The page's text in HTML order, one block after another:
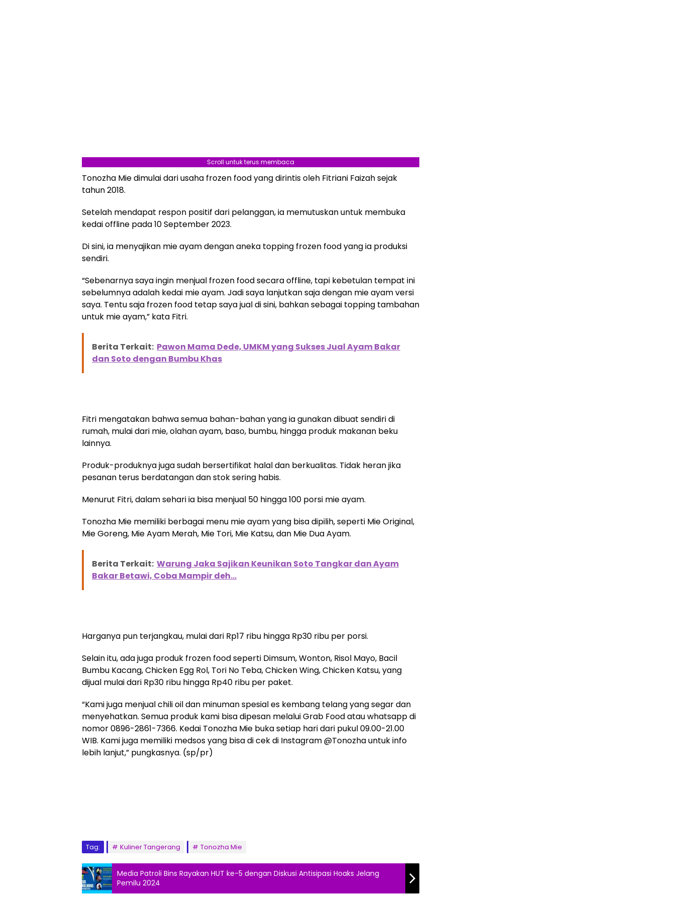
Scroll untuk terus membaca
Tonozha Mie dimulai dari usaha frozen food yang dirintis oleh Fitriani Faizah sejak
tahun 2018.
Setelah mendapat respon positif dari pelanggan, ia memutuskan untuk membuka
kedai offline pada 10 September 2023.
Di sini, ia menyajikan mie ayam dengan aneka topping frozen food yang ia produksi
sendiri.
“Sebenarnya saya ingin menjual frozen food secara offline, tapi kebetulan tempat ini
sebelumnya adalah kedai mie ayam. Jadi saya lanjutkan saja dengan mie ayam versi
saya. Tentu saja frozen food tetap saya jual di sini, bahkan sebagai topping tambahan
untuk mie ayam,” kata Fitri.
Berita Terkait: Pawon Mama Dede, UMKM yang Sukses Jual Ayam Bakar
dan Soto dengan Bumbu Khas
Fitri mengatakan bahwa semua bahan-bahan yang ia gunakan dibuat sendiri di
rumah, mulai dari mie, olahan ayam, baso, bumbu, hingga produk makanan beku
lainnya.
Produk-produknya juga sudah bersertifikat halal dan berkualitas. Tidak heran jika
pesanan terus berdatangan dan stok sering habis.
Menurut Fitri, dalam sehari ia bisa menjual 50 hingga 100 porsi mie ayam.
Tonozha Mie memiliki berbagai menu mie ayam yang bisa dipilih, seperti Mie Original,
Mie Goreng, Mie Ayam Merah, Mie Tori, Mie Katsu, dan Mie Dua Ayam.
Berita Terkait: Warung Jaka Sajikan Keunikan Soto Tangkar dan Ayam
Bakar Betawi, Coba Mampir deh…
Harganya pun terjangkau, mulai dari Rp17 ribu hingga Rp30 ribu per porsi.
Selain itu, ada juga produk frozen food seperti Dimsum, Wonton, Risol Mayo, Bacil
Bumbu Kacang, Chicken Egg Rol, Tori No Teba, Chicken Wing, Chicken Katsu, yang
dijual mulai dari Rp30 ribu hingga Rp40 ribu per paket.
“Kami juga menjual chili oil dan minuman spesial es kembang telang yang segar dan
menyehatkan. Semua produk kami bisa dipesan melalui Grab Food atau whatsapp di
nomor 0896-2861-7366. Kedai Tonozha Mie buka setiap hari dari pukul 09.00-21.00
WIB. Kami juga memiliki medsos yang bisa di cek di Instagram @Tonozha untuk info
lebih lanjut,” pungkasnya. (sp/pr)
Tag: Kuliner Tangerang Tonozha Mie
Media Patroli Bins Rayakan HUT ke-5 dengan Diskusi Antisipasi Hoaks Jelang
Pemilu 2024